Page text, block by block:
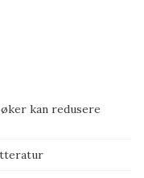
kan redusere